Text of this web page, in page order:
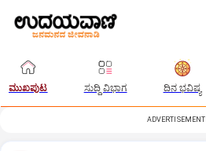
ಮುಖಪುಟ ಸುದ್ದಿ ವಿಭಾಗ ದಿನ ಭವಿಷ್ಯ
ADVERTISEMENT